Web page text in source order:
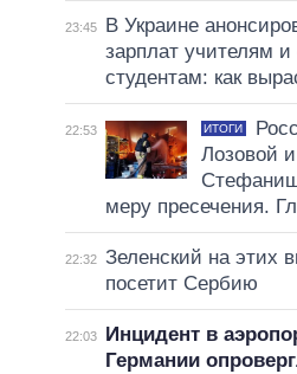
23:45
В Украине
зарплат учителям
студентам: как
22:53 ИТОГИ
Лозовой
меру пресечения.
22:32 Зеленский на этих
посетит Сербию
22:03
Инцидент в
Германии